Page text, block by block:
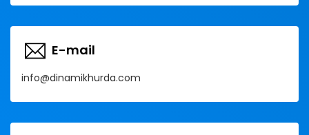
E-mail
info@dinamikhurda.com